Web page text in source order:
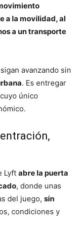
a la movilidad, al
a un transporte
avanzando sin
. Es entregar
único
Lyft abre la puerta
, donde unas
del juego, sin
condiciones y